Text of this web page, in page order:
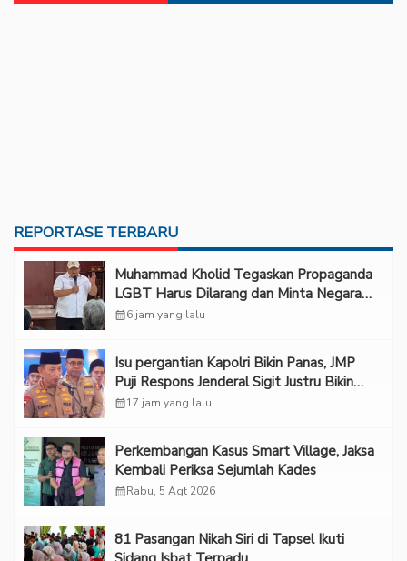
REPORTASE TERBARU
Muhammad Kholid Tegaskan Propaganda
LGBT Harus Dilarang dan Minta Negara
Melindungi Korban
calendar_month6 jam yang lalu
Isu pergantian Kapolri Bikin Panas, JMP
Puji Respons Jenderal Sigit Justru Bikin
“Adem”
calendar_month17 jam yang lalu
Perkembangan Kasus Smart Village, Jaksa
Kembali Periksa Sejumlah Kades
calendar_monthRabu, 5 Agt 2026
81 Pasangan Nikah Siri di Tapsel Ikuti